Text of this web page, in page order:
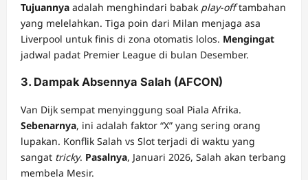
Tujuannya adalah menghindari babak play-offtambahan
yang melelahkan. Tiga poin dari Milan menjaga asa
Liverpool untuk finis di zona otomatis lolos. Mengingat
jadwal padat Premier League di bulan Desember.
3. Dampak Absennya Salah (AFCON)
Van Dijk sempat menyinggung soal Piala Afrika.
Sebenarnya, ini adalah faktor “X” yang sering orang
lupakan. Konflik Salah vs Slot terjadi di waktu yang
sangat tricky. Pasalnya, Januari 2026, Salah akan terbang
membela Mesir.